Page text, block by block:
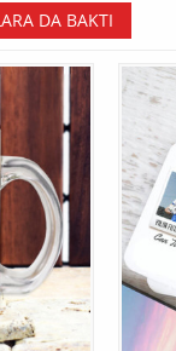
DA BAKTI